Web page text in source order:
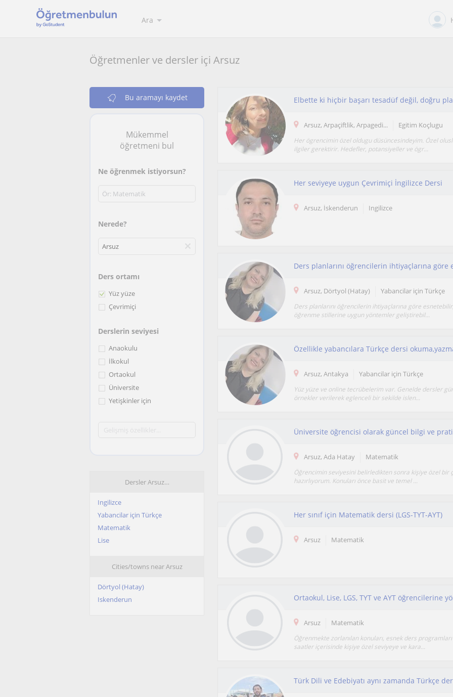
Ara
Öğretmenler ve dersler içi Arsuz
Bu aramayı kaydet
Mükemmel
öğretmeni bul
Ne öğrenmek istiyorsun?
Nerede?
Ders ortamı
Yüz yüze
Çevrimiçi
Derslerin seviyesi
Anaokulu
İlkokul
Ortaokul
Üniversite
Yetişkinler için
Dersler Arsuz…
Ingilizce
Yabancilar için Türkçe
Matematik
Lise
Cities/towns near Arsuz
Dörtyol (Hatay)
Iskenderun
Arsuz, Arpaçiftlik, Arpagedi... Egitim Koçlugu
Her ögrencimin özel oldugu düsüncesindeyim. Özel
ilgiler gerektirir. Hedefler, potansiyeller ve ögr...
Her seviyeye uygun Çevrimiçi İngilizce Dersi
Arsuz, İskenderun Ingilizce
Arsuz, Dörtyol (Hatay) Yabancilar için Türkçe
Ders planlarını öğrencilerin ihtiyaçlarına göre
öğrenme stillerine uygun yöntemler geliştirebil...
Özellikle yabancılara Türkçe dersi
Arsuz, Antakya Yabancilar için Türkçe
Yüz yüze ve online tecrübelerim var. Genelde dersler
örnekler verilerek eglenceli bir sekilde islen...
Arsuz, Ada Hatay Matematik
Öğrencimin seviyesini belirledikten sonra kişiye özel bir
hazırlıyorum. Konuları önce basit ve temel ...
Her sınıf için Matematik dersi (LGS-TYT-AYT)
Arsuz Matematik
Arsuz Matematik
Öğrenmekte zorlanılan konuları, esnek ders
saatler içerisinde kişiye özel seviyeye ve kara...
Türk Dili ve Edebiyatı aynı zamanda Türkçe